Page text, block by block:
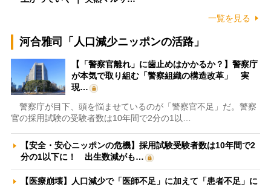
一覧を見る
河合雅司「人口減少ニッポンの活路」
【「警察官離れ」に歯止めはかかるか？】警察庁
が本気で取り組む「警察組織の構造改革」 実
現…
警察庁が目下、頭を悩ませているのが「警察官不足」だ。警察
官の採用試験の受験者数は10年間で2分の1以…
【安全・安心ニッポンの危機】採用試験受験者数は10年間で2
分の1以下に！ 出生数減がも…
【医療崩壊】人口減少で「医師不足」に加えて「患者不足」に